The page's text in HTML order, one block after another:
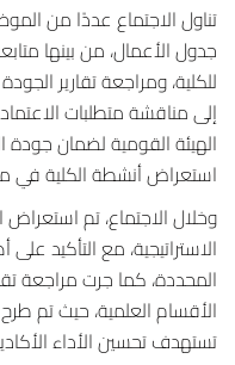
تناول الاجتماع عددًا من
جدول الأعمال، من بينها
للكلية، ومراجعة تقارير
إلى مناقشة متطلبات
الهيئة القومية لضمان جودة
استعراض أنشطة الكلية في
وخلال الاجتماع، تم
الاستراتيجية، مع التأكيد على
المحددة، كما جرت مراجعة
الأقسام العلمية، حيث تم
تستهدف تحسين الأداء